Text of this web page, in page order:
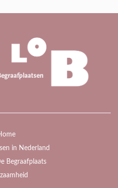
in Nederland
Begraafplaats